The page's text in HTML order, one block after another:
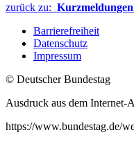
zurück zu:
Barrierefreiheit
Datenschutz
Impressum
© Deutscher Bundestag
Ausdruck aus dem Internet-
https://www.bundestag.de/